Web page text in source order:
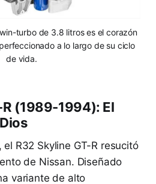
turbo de 3.8 litros es el corazón
a lo largo de su ciclo
de vida.
(1989-1994): El
R32 Skyline GT-R resucitó
de Nissan. Diseñado
variante de alto